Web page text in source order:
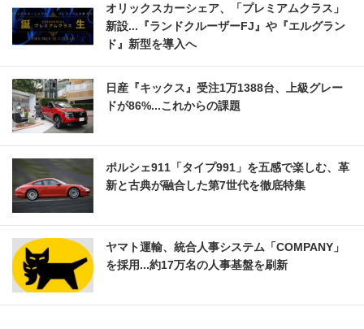
オリックスカーシェア、「プレミアムクラス」
新設...『ランドクルーザーFJ』や『エルグラン
ド』新型を導入へ
日産『キックス』受注1万1388台、上級グレー
ドが86%...これからの課題
ポルシェ911「タイプ991」を五感で楽しむ、革
新と古典が融合した第7世代を徹底特集
ヤマト運輸、統合人事システム「COMPANY」
を採用...約17万名の人事基盤を刷新